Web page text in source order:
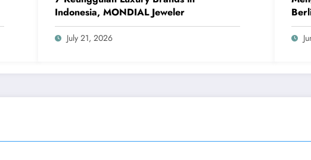
Indonesia, MONDIAL Jeweler
July 21, 2026